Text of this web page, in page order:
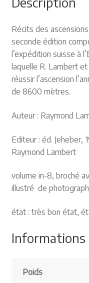
Récits des
seconde édition
l’expédition suisse à
laquelle R. Lambert
réussir l’ascension
de 8600 mètres.
Auteur : Raymond
Editeur : éd. Jeheber,
Raymond Lambert
volume in-8, broché
illustré de
état : très bon état,
Informations
Poids